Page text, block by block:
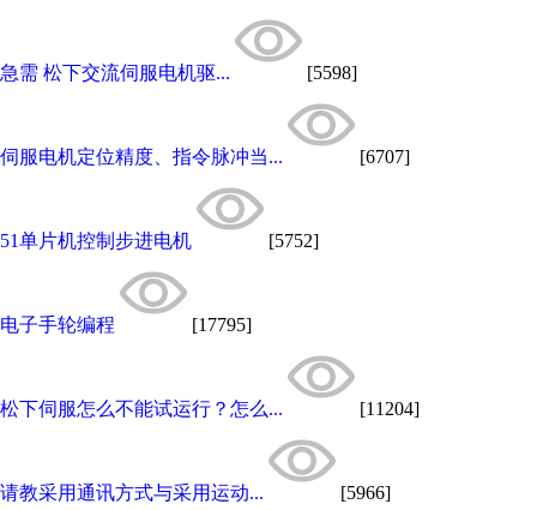
急需 松下交流伺服电机驱... [5598]
伺服电机定位精度、指令脉冲当... [6707]
51单片机控制步进电机 [5752]
电子手轮编程 [17795]
松下伺服怎么不能试运行？怎么... [11204]
请教采用通讯方式与采用运动... [5966]